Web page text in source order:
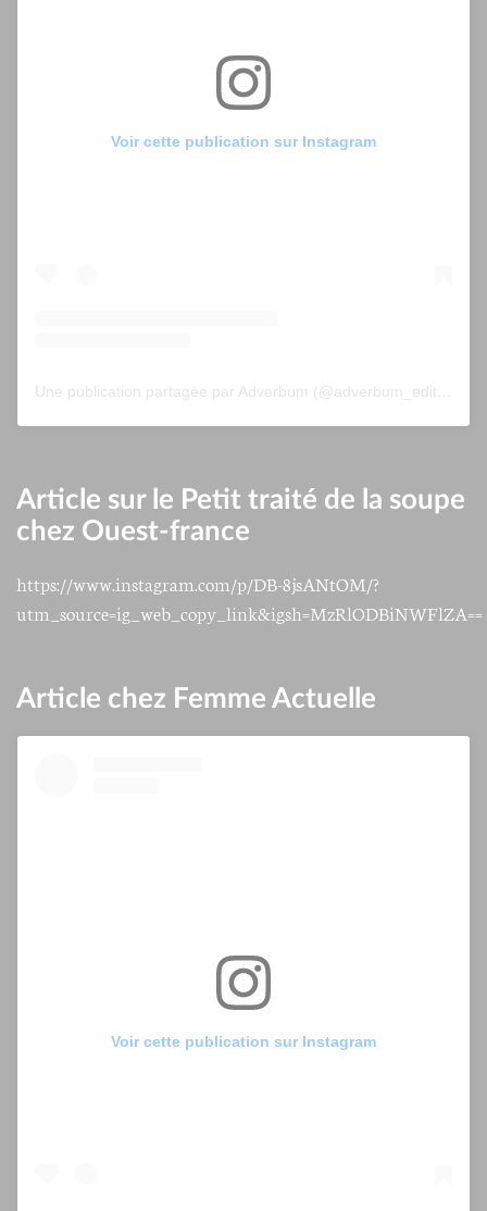
Voir cette publication sur Instagram
Une publication partagée par Adverbum (@adverbum_editions)
Article sur le Petit traité de la soupe
chez Ouest-france
https://www.instagram.com/p/DB-8jsANtOM/?
utm_source=ig_web_copy_link&igsh=MzRlODBiNWFlZA==
Article chez Femme Actuelle
Voir cette publication sur Instagram